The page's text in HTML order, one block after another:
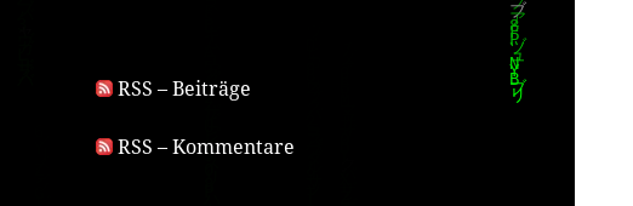
RSS – Beiträge
RSS – Kommentare